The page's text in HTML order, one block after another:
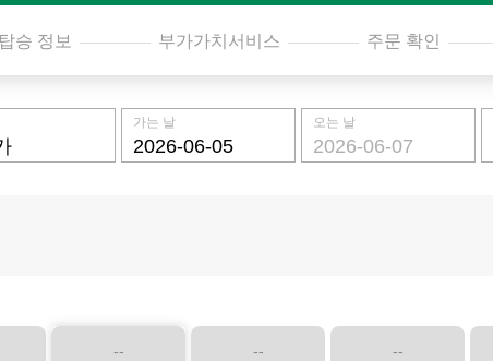
탑승 정보 부가가치서비스 주문 확인
가는 날 오는 날
-- -- --